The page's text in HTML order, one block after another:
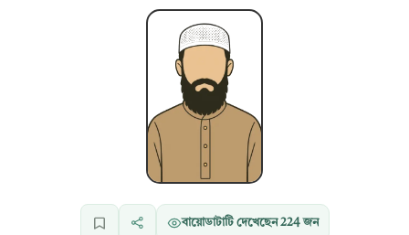
বায়োডাটাটি দেখেছেন224জন